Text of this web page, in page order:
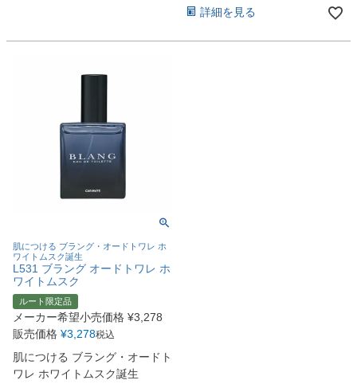
詳細を見る
肌につける ブラング・オードトワレ ホ
ワイトムスク誕生
L531 ブラング オードトワレ ホ
ワイトムスク
ルート限定品
メーカー希望小売価格 ¥3,278
販売価格 ¥3,278税込
肌につける ブラング・オードト
ワレ ホワイトムスク誕生